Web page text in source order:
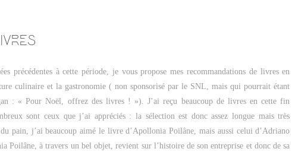
précédentes à cette période, je vous propose mes recommandations de livres en
culinaire et la gastronomie ( non sponsorisé par le SNL, mais qui pourrait étant
: « Pour Noël, offrez des livres ! »). J’ai reçu beaucoup de livres en cette fin
sont ceux que j’ai appréciés : la sélection est donc assez longue mais très
pain, j’ai beaucoup aimé le livre d’Apollonia Poilâne, mais aussi celui d’Adriano
Poilâne, à travers un bel objet, revient sur l’histoire de son entreprise et donc de sa